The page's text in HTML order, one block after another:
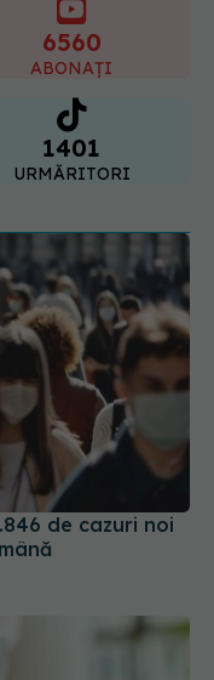
1401
URMĂRITORI
de cazuri noi